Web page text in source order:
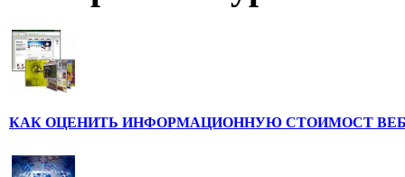
КАК ОЦЕНИТЬ ИНФОРМАЦИОННУЮ СТОИМОСТ